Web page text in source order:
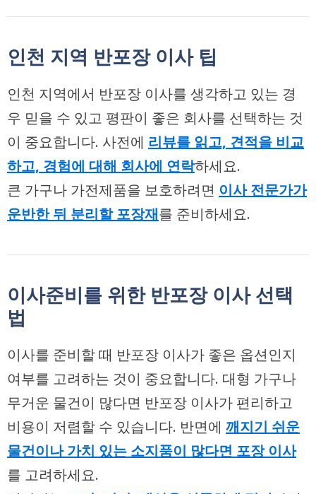
인천 지역 반포장 이사 팁
인천 지역에서 반포장 이사를 생각하고 있는 경
우 믿을 수 있고 평판이 좋은 회사를 선택하는 것
이 중요합니다. 사전에 리뷰를 읽고, 견적을 비교
하고, 경험에 대해 회사에 연락하세요.
큰 가구나 가전제품을 보호하려면 이사 전문가가
운반한 뒤 분리할 포장재를 준비하세요.
이사준비를 위한 반포장 이사 선택
법
이사를 준비할 때 반포장 이사가 좋은 옵션인지
여부를 고려하는 것이 중요합니다. 대형 가구나
무거운 물건이 많다면 반포장 이사가 편리하고
비용이 저렴할 수 있습니다. 반면에 깨지기 쉬운
물건이나 가치 있는 소지품이 많다면 포장 이사
를 고려하세요.